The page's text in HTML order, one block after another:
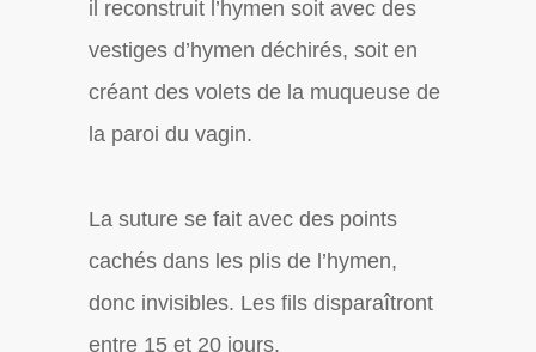
il reconstruit l’hymen soit avec des
vestiges d’hymen déchirés, soit en
créant des volets de la muqueuse de
la paroi du vagin.
La suture se fait avec des points
cachés dans les plis de l’hymen,
donc invisibles. Les fils disparaîtront
entre 15 et 20 jours.